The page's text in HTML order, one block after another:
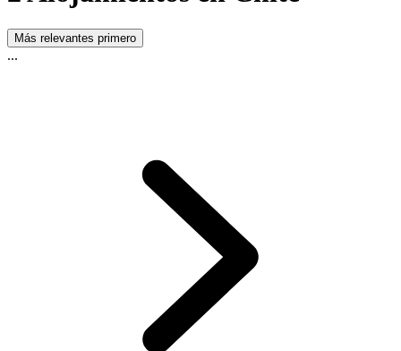
Más relevantes primero
...